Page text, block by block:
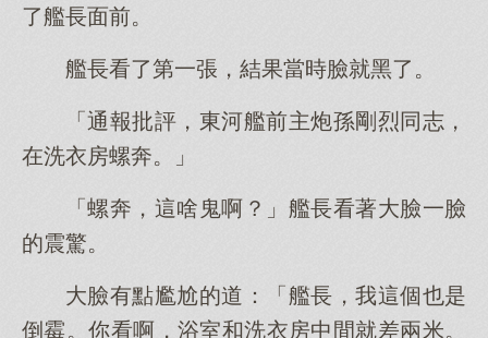
了艦長面前。
艦長看了第一張，結果當時臉就黑了。
「通報批評，東河艦前主炮孫剛烈同志，
在洗衣房螺奔。」
「螺奔，這啥鬼啊？」艦長看著大臉一臉
的震驚。
大臉有點尷尬的道：「艦長，我這個也是
倒霉。你看啊，浴室和洗衣房中間就差兩米。